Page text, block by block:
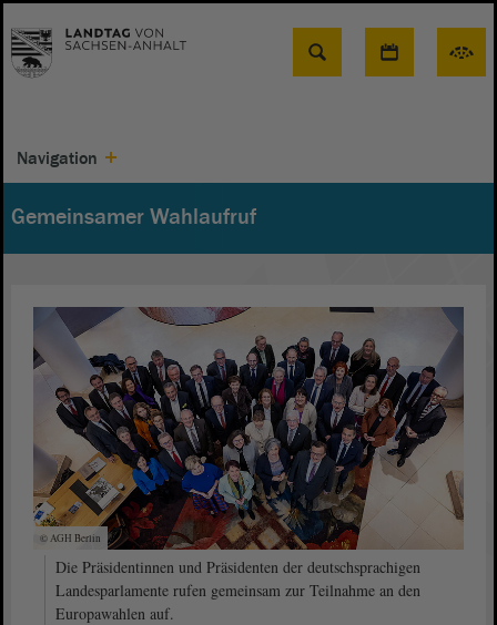
Suche
Navigation
Gemeinsamer Wahlaufruf
© AGH Berlin
Die Präsidentinnen und Präsidenten der deutschsprachigen
Landesparlamente rufen gemeinsam zur Teilnahme an den
Europawahlen auf.